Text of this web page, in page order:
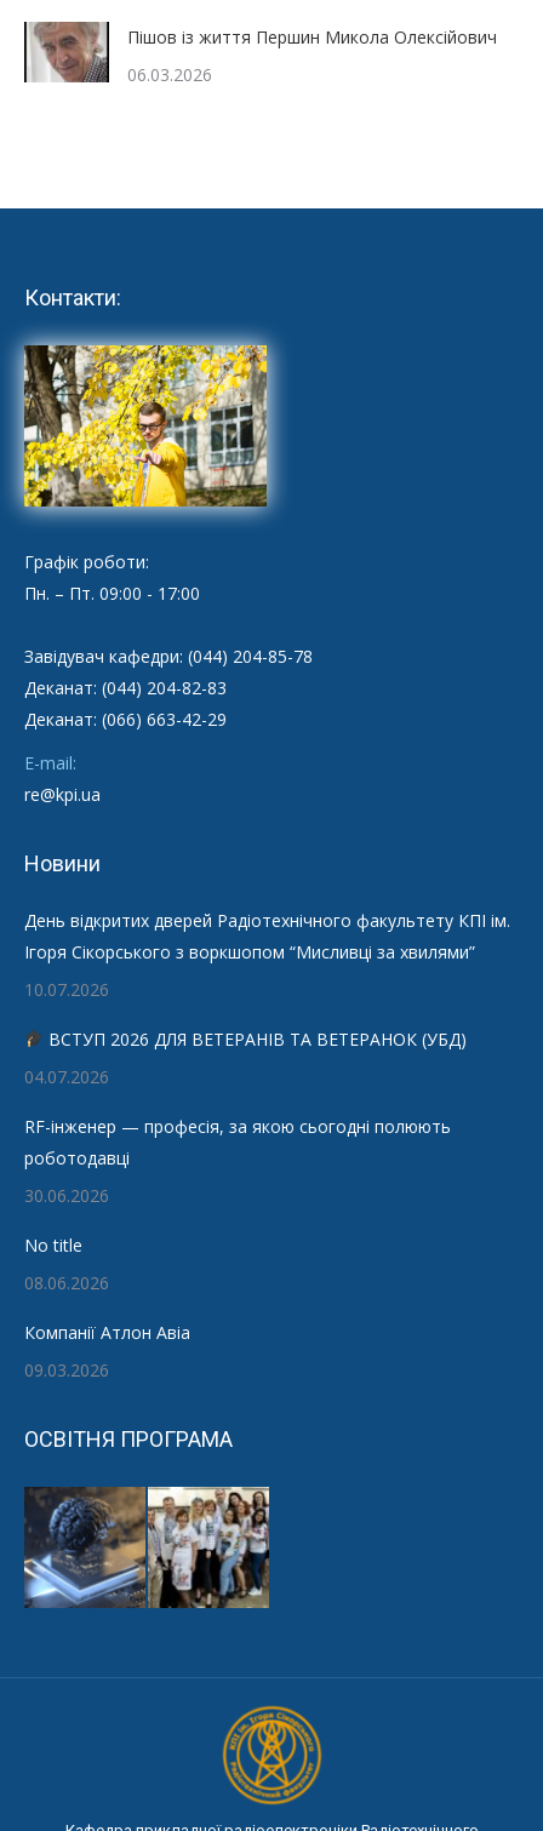
Пішов із життя Першин Микола Олексійович
06.03.2026
Контакти:
Графік роботи:
Пн. – Пт. 09:00 - 17:00
Завідувач кафедри: (044) 204-85-78
Деканат: (044) 204-82-83
Деканат: (066) 663-42-29
E-mail:
re@kpi.ua
Новини
День відкритих дверей Радіотехнічного факультету КПІ ім.
Ігоря Сікорського з воркшопом “Мисливці за хвилями”
10.07.2026
ВСТУП 2026 ДЛЯ ВЕТЕРАНІВ ТА ВЕТЕРАНОК (УБД)
04.07.2026
RF-інженер — професія, за якою сьогодні полюють
роботодавці
30.06.2026
No title
08.06.2026
Компанії Атлон Авіа
09.03.2026
ОСВІТНЯ ПРОГРАМА